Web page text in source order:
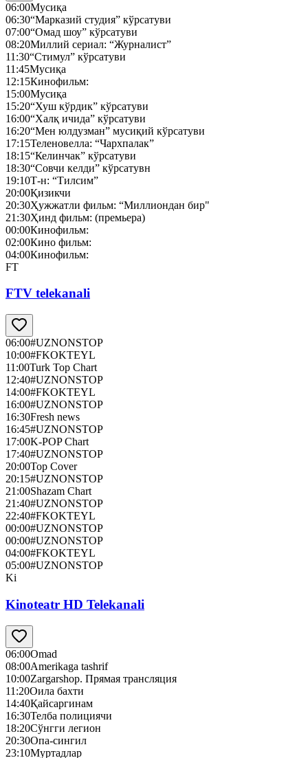
06:00Мусиқа
06:30“Марказий студия” кўрсатуви
07:00“Омад шоу” кўрсатуви
08:20Миллий сериал: “Журналист”
11:30“Стимул” кўрсатуви
11:45Мусиқа
12:15Кинофильм:
15:00Мусиқа
15:20“Хуш кўрдик” кўрсатуви
16:00“Халқ ичида” кўрсатуви
16:20“Мен юлдузман” мусиқий кўрсатуви
17:15Теленовелла: “Чархпалак”
18:15“Келинчак” кўрсатуви
18:30“Совчи келди” кўрсатувн
19:10Т-н: “Тилсим”
20:00Қизикчи
20:30Ҳужжатли фильм: “Миллиондан бир"
21:30Ҳинд фильм: (премьера)
00:00Кинофильм:
02:00Кино фильм:
04:00Кинофильм:
FT
FTV telekanali
06:00#UZNONSTOP
10:00#FKOKTEYL
11:00Turk Top Chart
12:40#UZNONSTOP
14:00#FKOKTEYL
16:00#UZNONSTOP
16:30Fresh news
16:45#UZNONSTOP
17:00K-POP Chart
17:40#UZNONSTOP
20:00Top Cover
20:15#UZNONSTOP
21:00Shazam Chart
21:40#UZNONSTOP
22:40#FKOKTEYL
00:00#UZNONSTOP
00:00#UZNONSTOP
04:00#FKOKTEYL
05:00#UZNONSTOP
Ki
Kinoteatr HD Telekanali
06:00Omad
08:00Amerikaga tashrif
10:00Zargarshop. Прямая трансляция
11:20Оила бахти
14:40Қайсаргинам
16:30Телба полициячи
18:20Сўнгги легион
20:30Опа-сингил
23:10Муртадлар